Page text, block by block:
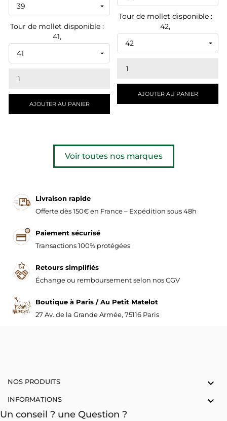
Tour de mollet disponible :
41,
AJOUTER AU PANIER
Tour de mollet disponible :
42,
AJOUTER AU PANIER
Voir toutes nos marques
Livraison rapide
Offerte dès 150€ en France – Expédition sous 48h
Paiement sécurisé
Transactions 100% protégées
Retours simplifiés
Échange ou remboursement selon nos CGV
Boutique à Paris / Au Petit Matelot
27 Av. de la Grande Armée, 75116 Paris
NOS PRODUITS 
INFORMATIONS 
Un conseil ? une Question ?